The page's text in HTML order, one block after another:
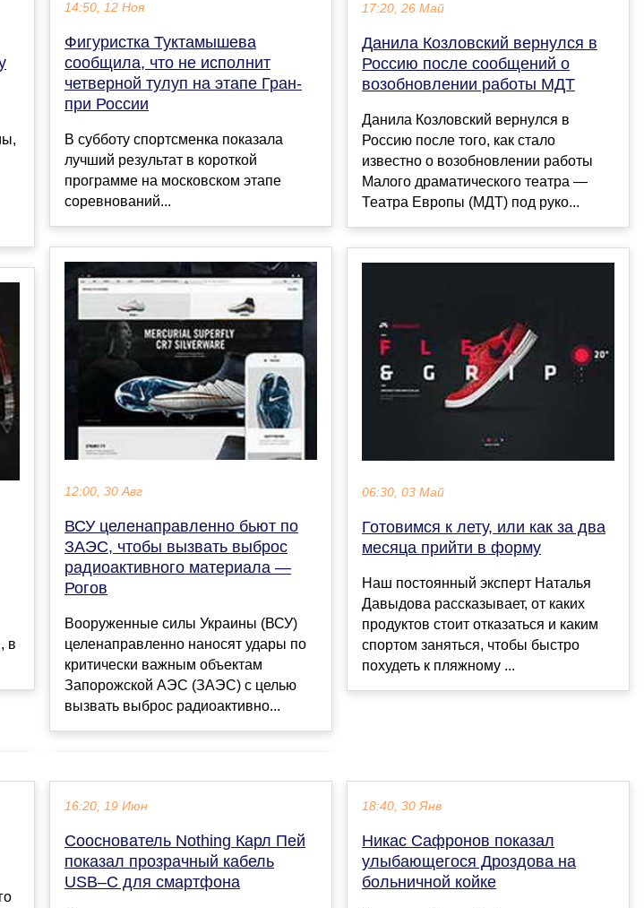
в
14:50, 12 Ноя
Фигуристка Туктамышева
сообщила, что не исполнит
четверной тулуп на этапе Гран-
при России
В субботу спортсменка показала
лучший результат в короткой
программе на московском этапе
соревнований...
12:00, 30 Авг
ВСУ целенаправленно бьют по
ЗАЭС, чтобы вызвать выброс
радиоактивного материала —
Рогов
Вооруженные силы Украины (ВСУ)
целенаправленно наносят удары по
критически важным объектам
Запорожской АЭС (ЗАЭС) с целью
вызвать выброс радиоактивно...
17:20, 26 Май
Данила Козловский вернулся в
Россию после сообщений о
возобновлении работы МДТ
Данила Козловский вернулся в
Россию после того, как стало
известно о возобновлении работы
Малого драматического театра —
Театра Европы (МДТ) под руко...
06:30, 03 Май
Готовимся к лету, или как за два
месяца прийти в форму
Наш постоянный эксперт Наталья
Давыдова рассказывает, от каких
продуктов стоит отказаться и каким
спортом заняться, чтобы быстро
похудеть к пляжному ...
16:20, 19 Июн
Сооснователь Nothing Карл Пей
показал прозрачный кабель
USB–C для смартфона
18:40, 30 Янв
Никас Сафронов показал
улыбающегося Дроздова на
больничной койке